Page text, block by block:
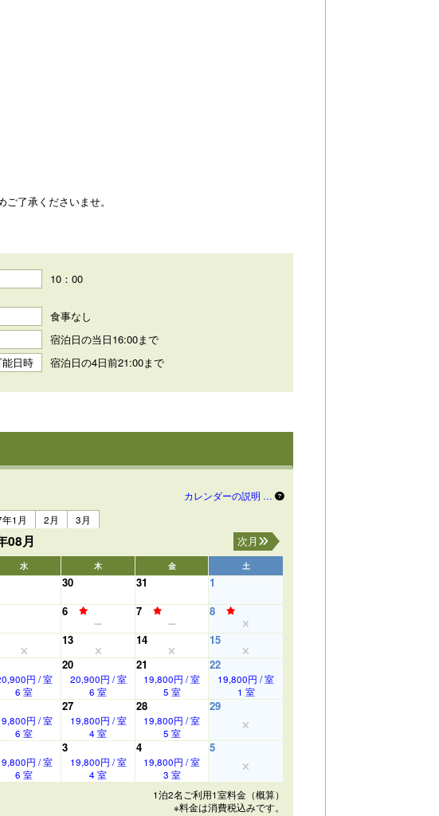
了承くださいませ。
10：00
食事なし
宿泊日の当日16:00まで
日時 宿泊日の4日前21:00まで
カレンダーの説明 …
1月 2月 3月
08月 次月
水 木 金 土
30 31
1
6 7
8
13 14
15
円 / 室
6 室
20
20,900円 / 室
6 室
21
19,800円 / 室
5 室
22
19,800円 / 室
1 室
円 / 室
6 室
27
19,800円 / 室
4 室
28
19,800円 / 室
5 室
29
円 / 室
6 室
3
19,800円 / 室
4 室
4
19,800円 / 室
3 室
5
1泊2名ご利用1室料金（概算）
※料金は消費税込みです。